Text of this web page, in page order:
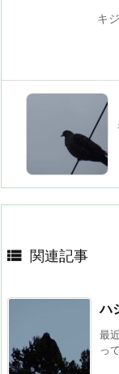
キ
 関連記事
ハ
最
っ